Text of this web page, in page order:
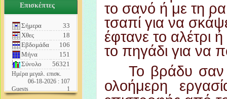
Επισκέπτες
Σήμερα
33
Χθες
18
Εβδομάδα
106
Μήνα
151
Σύνολο
56321
Ημέρα μεγαλ. επισκ.
06-18-2026 : 107
Guests
1
το σανό ή με τη
τσαπί για να
έφτανε το αλέτρι
το πηγάδι για να
Το βράδυ σαν
ολοήμερη